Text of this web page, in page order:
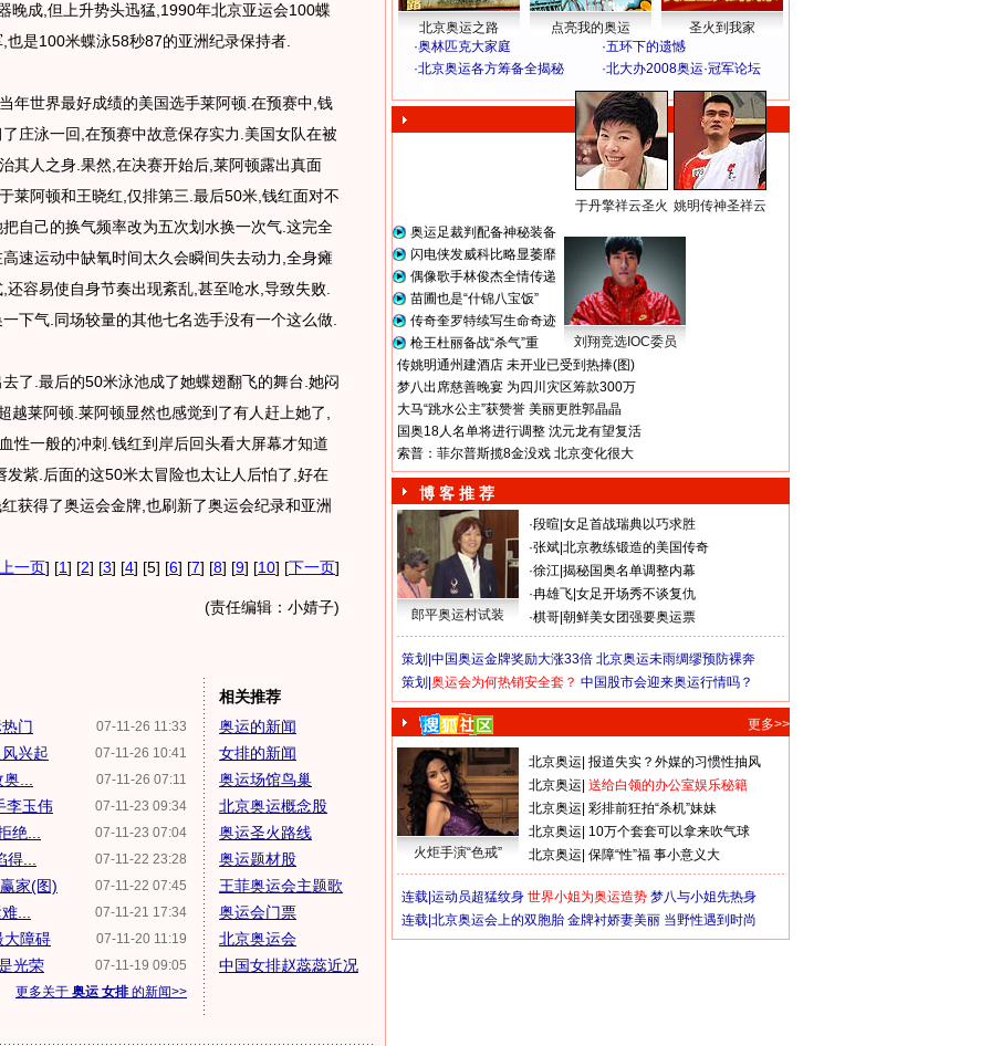
晚成,但上升势头迅猛,1990年北京亚运会100蝶
是100米蝶泳58秒87的亚洲纪录保持者.
世界最好成绩的美国选手莱阿顿.在预赛中,钱
庄泳一回,在预赛中故意保存实力.美国女队在被
其人之身.果然,在决赛开始后,莱阿顿露出真面
莱阿顿和王晓红,仅排第三.最后50米,钱红面对不
自己的换气频率改为五次划水换一次气.这完全
速运动中缺氧时间太久会瞬间失去动力,全身瘫
容易使自身节奏出现紊乱,甚至呛水,导致失败.
下气.同场较量的其他七名选手没有一个这么做.
.最后的50米泳池成了她蝶翅翻飞的舞台.她闷
越莱阿顿.莱阿顿显然也感觉到了有人赶上她了,
性一般的冲刺.钱红到岸后回头看大屏幕才知道
紫.后面的这50米太冒险也太让人后怕了,好在
获得了奥运会金牌,也刷新了奥运会纪录和亚洲
上一页] [1] [2] [3] [4] [5] [6] [7] [8] [9] [10] [下一页]
(责任编辑：小婧子)
07-11-26 11:33
门
07-11-26 10:41
兴起
07-11-26 07:11
...
07-11-23 09:34
李玉伟
07-11-23 07:04
绝...
07-11-22 23:28
...
07-11-22 07:45
家(图)
07-11-21 17:34
...
07-11-20 11:19
大障碍
07-11-19 09:05
光荣
更多关于 奥运 女排 的新闻>>
相关推荐
奥运的新闻
女排的新闻
奥运场馆鸟巢
北京奥运概念股
奥运圣火路线
奥运题材股
王菲奥运会主题歌
奥运会门票
北京奥运会
中国女排赵蕊蕊近况
北京奥运之路 点亮我的奥运
圣火到我家
·奥林匹克大家庭 ·五环下的遗憾
·北京奥运各方筹备全揭秘 ·北大办2008奥运·冠军论坛
于丹擎祥云圣火 姚明传神圣祥云
奥运足裁判配备神秘装备
闪电侠发威科比略显萎靡
偶像歌手林俊杰全情传递
苗圃也是“什锦八宝饭”
传奇奎罗特续写生命奇迹
枪王杜丽备战“杀气”重
刘翔竞选IOC委员
传姚明通州建酒店 未开业已受到热捧(图)
梦八出席慈善晚宴 为四川灾区筹款300万
大马“跳水公主”获赞誉 美丽更胜郭晶晶
国奥18人名单将进行调整 沈元龙有望复活
索普：菲尔普斯揽8金没戏 北京变化很大
博 客 推 荐
郎平奥运村试装
·段暄 女足首战瑞典以巧求胜
·张斌 北京教练锻造的美国传奇
·徐江 揭秘国奥名单调整内幕
·冉雄飞 女足开场秀不谈复仇
·棋哥 朝鲜美女团强要奥运票
策划| 中国奥运金牌奖励大涨33倍 北京奥运未雨绸缪预防裸奔
策划| 奥运会为何热销安全套？ 中国股市会迎来奥运行情吗？
更多>>
火炬手演“色戒”
北京奥运 报道失实？外媒的习惯性抽风
北京奥运 送给白领的办公室娱乐秘籍
北京奥运 彩排前狂拍“杀机”妹妹
北京奥运 10万个套套可以拿来吹气球
北京奥运 保障“性”福 事小意义大
连载| 运动员超猛纹身 世界小姐为奥运造势 梦八与小姐先热身
连载| 北京奥运会上的双胞胎 金牌衬娇妻美丽 当野性遇到时尚